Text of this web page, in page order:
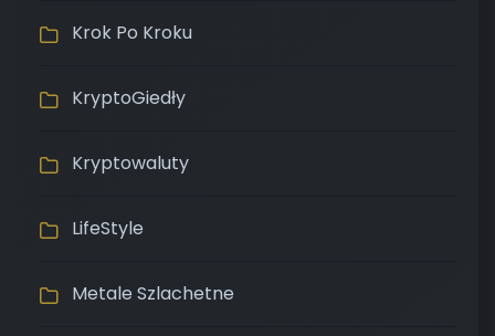
Krok Po Kroku
KryptoGiedły
Kryptowaluty
LifeStyle
Metale Szlachetne